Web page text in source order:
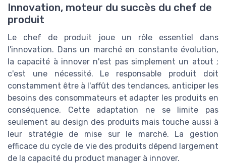
Innovation, moteur du succès du chef de
produit
Le chef de produit joue un rôle essentiel dans
l'innovation. Dans un marché en constante évolution,
la capacité à innover n'est pas simplement un atout ;
c'est une nécessité. Le responsable produit doit
constamment être à l'affût des tendances, anticiper les
besoins des consommateurs et adapter les produits en
conséquence. Cette adaptation ne se limite pas
seulement au design des produits mais touche aussi à
leur stratégie de mise sur le marché. La gestion
efficace du cycle de vie des produits dépend largement
de la capacité du product manager à innover.